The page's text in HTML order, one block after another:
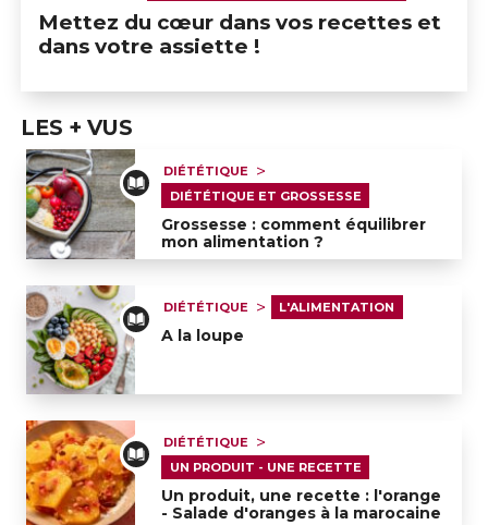
DIÉTÉTIQUE ET DIABÈTE
DIÉTÉTIQUE ET MALADIES DU COEUR
UN PRODUIT - UNE RECETTE
RECETTES SANS GLUTEN
Mettez du cœur dans vos recettes et
dans votre assiette !
LES + VUS
DIÉTÉTIQUE
DIÉTÉTIQUE ET GROSSESSE
Grossesse : comment équilibrer
mon alimentation ?
DIÉTÉTIQUE L'ALIMENTATION
A la loupe
DIÉTÉTIQUE
UN PRODUIT - UNE RECETTE
Un produit, une recette : l'orange
- Salade d'oranges à la marocaine